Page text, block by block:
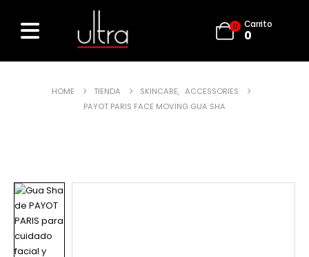
0 Carrito
0
HOME TIENDA SKINCARE, ACCESSORIES
PAYOT PARIS FACE MOVING GUA SHA